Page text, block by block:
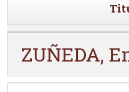
ZUÑEDA,